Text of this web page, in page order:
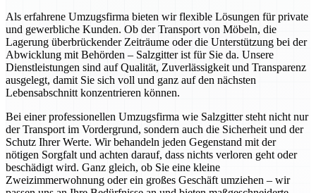
Als erfahrene Umzugsfirma bieten wir flexible Lösungen für private
und gewerbliche Kunden. Ob der Transport von Möbeln, die
Lagerung überbrückender Zeiträume oder die Unterstützung bei der
Abwicklung mit Behörden – Salzgitter ist für Sie da. Unsere
Dienstleistungen sind auf Qualität, Zuverlässigkeit und Transparenz
ausgelegt, damit Sie sich voll und ganz auf den nächsten
Lebensabschnitt konzentrieren können.
Bei einer professionellen Umzugsfirma wie Salzgitter steht nicht nur
der Transport im Vordergrund, sondern auch die Sicherheit und der
Schutz Ihrer Werte. Wir behandeln jeden Gegenstand mit der
nötigen Sorgfalt und achten darauf, dass nichts verloren geht oder
beschädigt wird. Ganz gleich, ob Sie eine kleine
Zweizimmerwohnung oder ein großes Geschäft umziehen – wir